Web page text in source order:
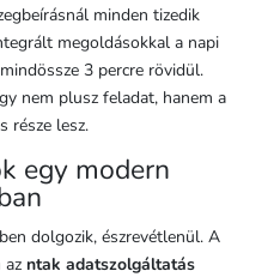
minden tizedik
megoldásokkal a napi
3 percre rövidül.
nem plusz feladat, hanem a
része lesz.
egy modern
dolgozik, észrevétlenül. A
az ntak adatszolgáltatás